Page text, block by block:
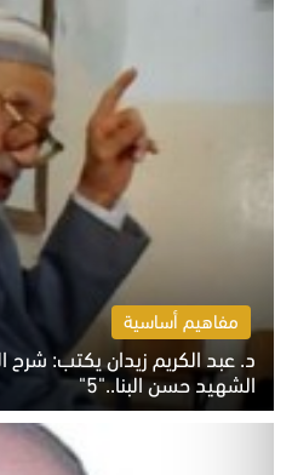
مفاهيم أساسية
د. عبد الكريم زيدان يكتب: شرح
الشهيد حسن البنا.."5"
السبت 8 أغسطس 2026 10:46 ص